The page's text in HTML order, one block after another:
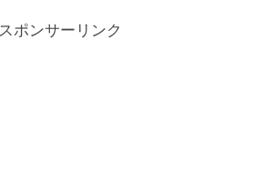
スポンサーリンク